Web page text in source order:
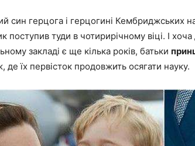
син герцога і герцогині Кембриджських
поступив туди в чотирирічному віці. І
закладі є ще кілька років, батьки
де їх первісток продовжить осягати науку.